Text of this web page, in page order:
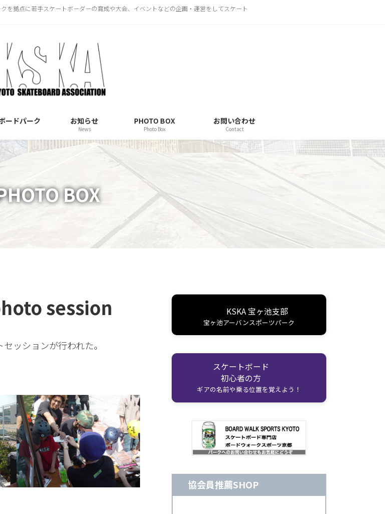
拠点に若手スケ－トボ－ダ－の育成や大会、イベントなどの企画・運営をしてスケ－ト
ードパーク お知らせ
News
PHOTO BOX
Photo Box
お問い合わせ
Contact
BOX
session
ッションが行われた。
KSKA 宝ヶ池支部
宝ヶ池アーバンスポーツパーク
スケートボード
初心者の方
ギアの名前や乗る位置を覚えよう！
協会員推薦SHOP